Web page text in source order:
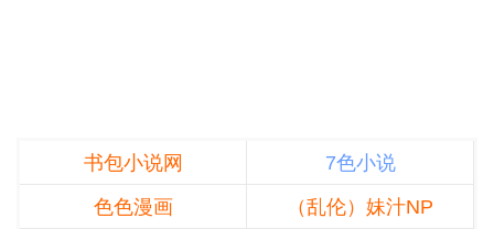
书包小说网
7色小说
色色漫画
（乱伦）妹汁NP